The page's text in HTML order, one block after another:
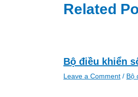
Related
Bộ điều khiển
Leave a Comment / Bộ